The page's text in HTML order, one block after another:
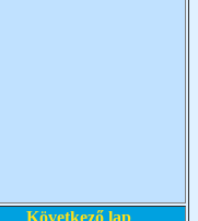
Következő lap